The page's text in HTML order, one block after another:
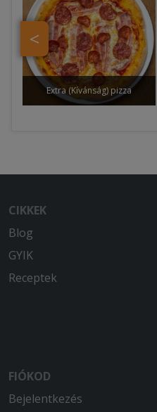
<
Extra (Kívánság) pizza
CIKKEK
Blog
GYIK
Receptek
FIÓKOD
Bejelentkezés